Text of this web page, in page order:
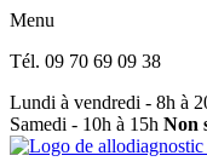
Menu
Tél. 09 70 69 09 38
Lundi à vendredi - 8h à
Samedi - 10h à 15h Non